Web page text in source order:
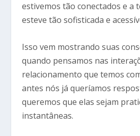
estivemos tão conectados e a
esteve tão sofisticada e
Isso vem mostrando suas
quando pensamos nas
relacionamento que temos
antes nós já queríamos
queremos que elas sejam
instantâneas.